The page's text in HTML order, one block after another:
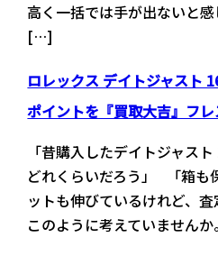
高く一括では手が出ないと
[…]
ロレックス デイトジャスト
ポイントを『買取大吉』フ
「昔購入したデイトジャス
どれくらいだろう」 「箱も
ットも伸びているけれど、
このように考えていません